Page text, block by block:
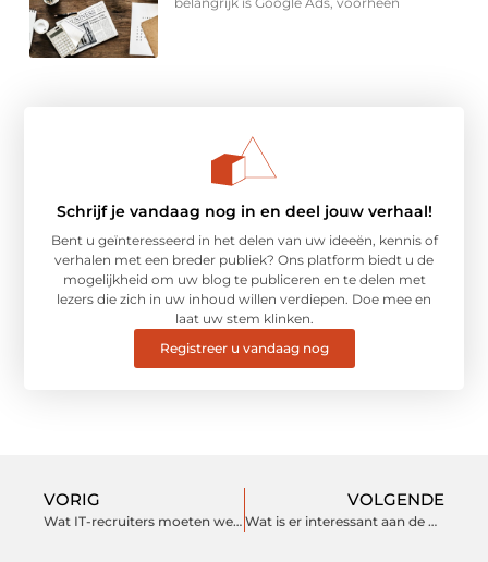
Schrijf je vandaag nog in en deel jouw verhaal!
Bent u geïnteresseerd in het delen van uw ideeën, kennis of
verhalen met een breder publiek? Ons platform biedt u de
mogelijkheid om uw blog te publiceren en te delen met
lezers die zich in uw inhoud willen verdiepen. Doe mee en
laat uw stem klinken.
Registreer u vandaag nog
VORIG
Wat IT-recruiters moeten weten over frameworks
VOLGENDE
Wat is er interessant aan de Bulgaarse Burgas? 12 feiten over deze stad